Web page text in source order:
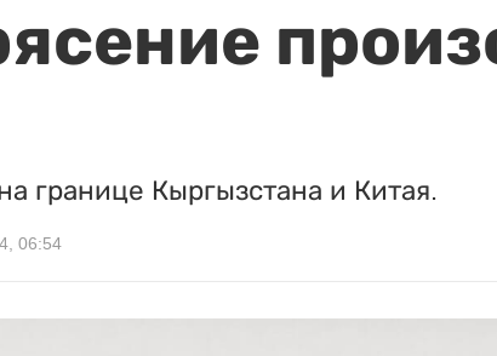
границе Кыргызстана и Китая.
06:54